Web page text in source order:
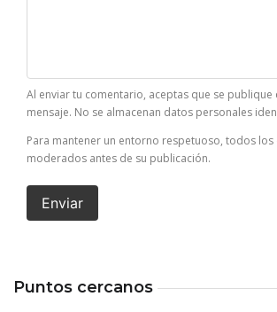
Al enviar tu comentario, aceptas que se publique
mensaje. No se almacenan datos personales
Para mantener un entorno respetuoso, todos
moderados antes de su publicación.
Enviar
Puntos cercanos